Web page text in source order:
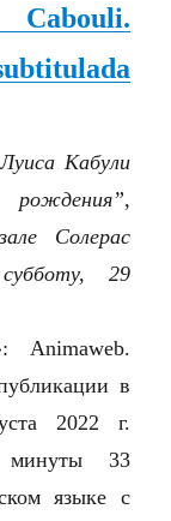
Кабули
Солерас
29
Animaweb.
в
2022 г.
минуты 33
языке с